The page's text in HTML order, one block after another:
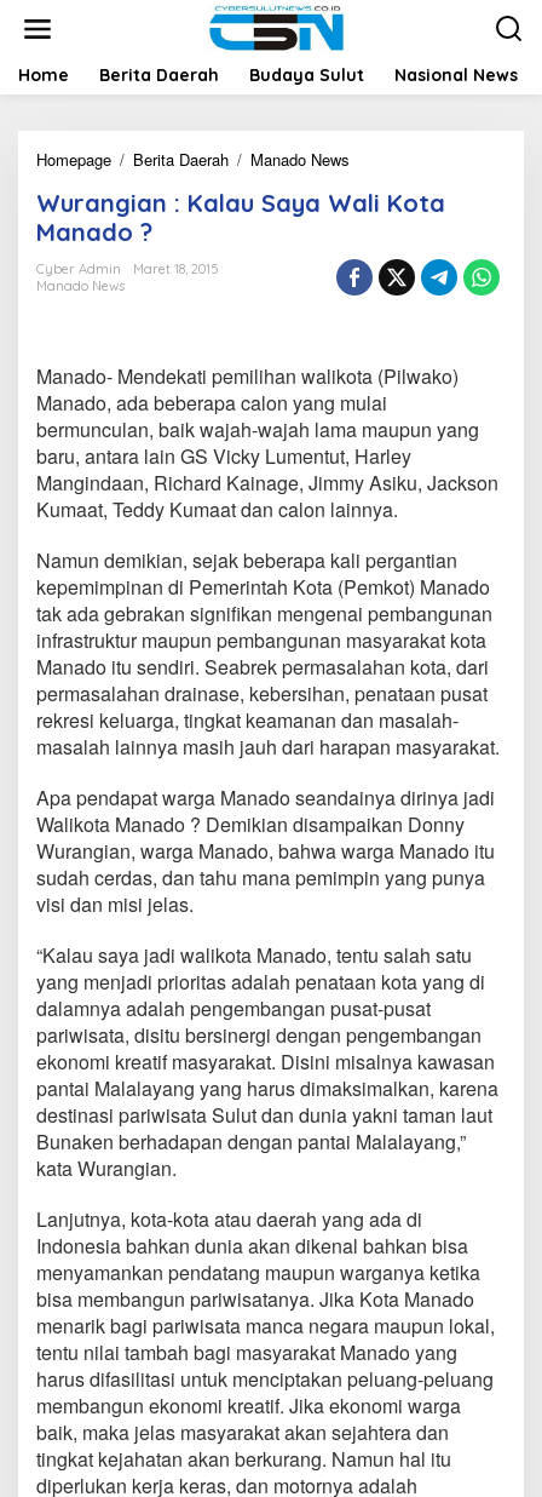
t
Home Berita Daerah Budaya Sulut Nasional News
Homepage / Berita Daerah / Manado News
r
g
i
K
a
l
a
u
S
a
a
W
a
l
i
K
o
a
M
n
a
d
o
?
Wurangian : Kalau Saya Wali Kota
Manado ?
Cyber Admin
Maret 18, 2015
Manado News
Manado- Mendekati pemilihan walikota (Pilwako)
Manado, ada beberapa calon yang mulai
bermunculan, baik wajah-wajah lama maupun yang
baru, antara lain GS Vicky Lumentut, Harley
Mangindaan, Richard Kainage, Jimmy Asiku, Jackson
Kumaat, Teddy Kumaat dan calon lainnya.
Namun demikian, sejak beberapa kali pergantian
kepemimpinan di Pemerintah Kota (Pemkot) Manado
tak ada gebrakan signifikan mengenai pembangunan
infrastruktur maupun pembangunan masyarakat kota
Manado itu sendiri. Seabrek permasalahan kota, dari
permasalahan drainase, kebersihan, penataan pusat
rekresi keluarga, tingkat keamanan dan masalah-
masalah lainnya masih jauh dari harapan masyarakat.
Apa pendapat warga Manado seandainya dirinya jadi
Walikota Manado ? Demikian disampaikan Donny
Wurangian, warga Manado, bahwa warga Manado itu
sudah cerdas, dan tahu mana pemimpin yang punya
visi dan misi jelas.
“Kalau saya jadi walikota Manado, tentu salah satu
yang menjadi prioritas adalah penataan kota yang di
dalamnya adalah pengembangan pusat-pusat
pariwisata, disitu bersinergi dengan pengembangan
ekonomi kreatif masyarakat. Disini misalnya kawasan
pantai Malalayang yang harus dimaksimalkan, karena
destinasi pariwisata Sulut dan dunia yakni taman laut
Bunaken berhadapan dengan pantai Malalayang,”
kata Wurangian.
Lanjutnya, kota-kota atau daerah yang ada di
Indonesia bahkan dunia akan dikenal bahkan bisa
menyamankan pendatang maupun warganya ketika
bisa membangun pariwisatanya. Jika Kota Manado
menarik bagi pariwisata manca negara maupun lokal,
tentu nilai tambah bagi masyarakat Manado yang
harus difasilitasi untuk menciptakan peluang-peluang
membangun ekonomi kreatif. Jika ekonomi warga
baik, maka jelas masyarakat akan sejahtera dan
tingkat kejahatan akan berkurang. Namun hal itu
diperlukan kerja keras, dan motornya adalah